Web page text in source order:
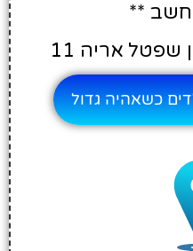
**
שפטל אריה 11
כשאהיה גדול